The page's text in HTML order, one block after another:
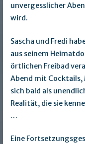
unvergesslicher
wird.
Sascha und Fredi
aus seinem
örtlichen Freibad
Abend mit
sich bald als
Realität, die sie
…
Eine